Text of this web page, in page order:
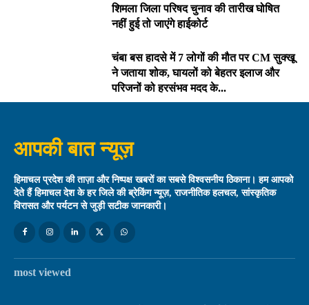
शिमला जिला परिषद चुनाव की तारीख घोषित
नहीं हुई तो जाएंगे हाईकोर्ट
चंबा बस हादसे में 7 लोगों की मौत पर CM सुक्खू
ने जताया शोक, घायलों को बेहतर इलाज और
परिजनों को हरसंभव मदद के...
आपकी बात न्यूज़
हिमाचल प्रदेश की ताज़ा और निष्पक्ष खबरों का सबसे विश्वसनीय ठिकाना। हम आपको
देते हैं हिमाचल देश के हर जिले की ब्रेकिंग न्यूज़, राजनीतिक हलचल, सांस्कृतिक
विरासत और पर्यटन से जुड़ी सटीक जानकारी।
most viewed